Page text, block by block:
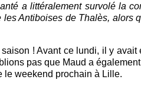
a littéralement survolé la
Antiboises de Thalès, alors
! Avant ce lundi, il y
pas que Maud a
le weekend prochain à Lille.